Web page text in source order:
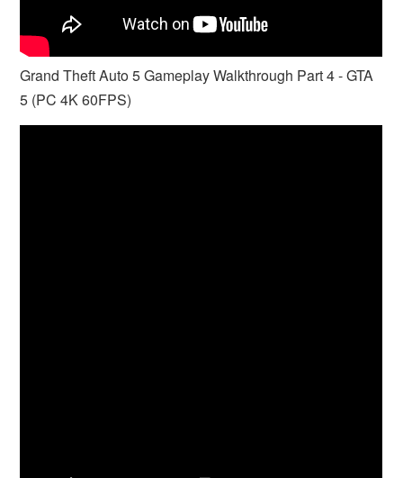
Grand Theft Auto 5 Gameplay Walkthrough Part 4 - GTA
5 (PC 4K 60FPS)